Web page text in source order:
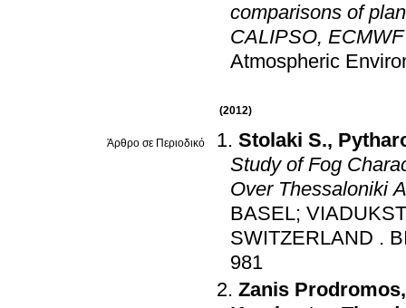
comparisons of
CALIPSO,
Atmospheric
(2012)
Άρθρο σε Περιοδικό Stolaki S.,
Study of Fog
Over Thessaloniki
BASEL;
SWITZERLAND .
981
Zanis Prodromos